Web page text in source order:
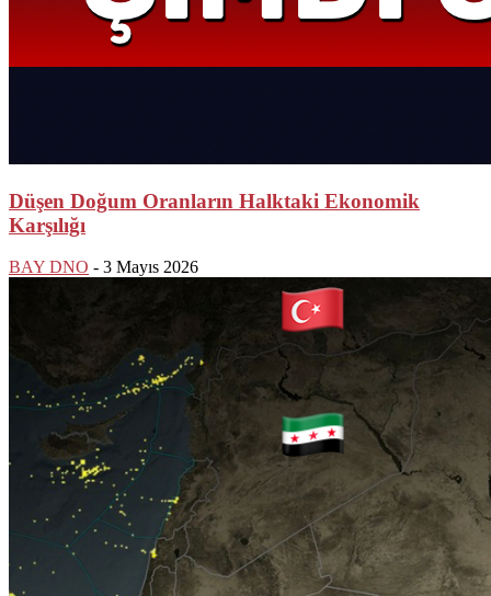
Düşen Doğum Oranların Halktaki Ekonomik
Karşılığı
BAY DNO - 3 Mayıs 2026